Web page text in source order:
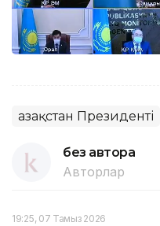
Қазақстан Президенті
без автора
Авторлар
19:25, 07 Тамыз 2026